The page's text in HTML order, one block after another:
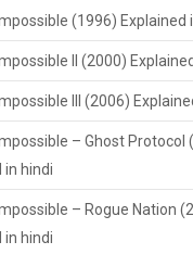
(1996) Explained
II (2000)
III (2006)
– Ghost Protocol
in hindi
– Rogue Nation
in hindi